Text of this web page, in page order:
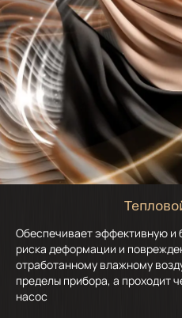
Обеспечивает эффективную и
риска деформации и
отработанному влажному
пределы прибора, а проходит
насос